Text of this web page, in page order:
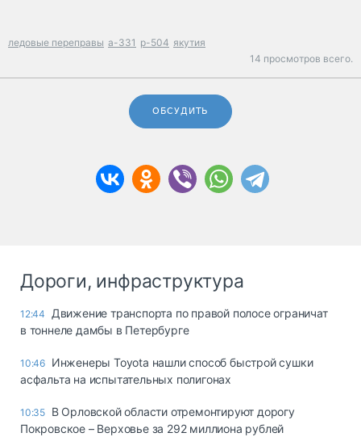
ледовые переправы а-331 р-504 якутия
14 просмотров всего.
ОБСУДИТЬ
Дороги, инфраструктура
12:44
Движение транспорта по правой полосе ограничат
в тоннеле дамбы в Петербурге
10:46 Инженеры Toyota нашли способ быстрой сушки
асфальта на испытательных полигонах
10:35 В Орловской области отремонтируют дорогу
Покровское – Верховье за 292 миллиона рублей